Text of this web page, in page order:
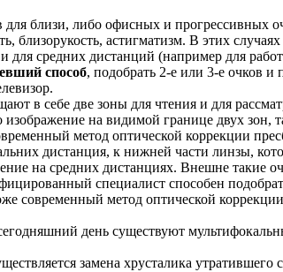
для близи, либо офисных и прогрессивных
близорукость, астигматизм. В этих
для средних дистанций (например для
способ, подобрать 2-е или 3-е очков и
в себе две зоны для чтения и для
изображение на видимой границе двух зон,
метод оптической коррекции
дистанция, к нижней части линзы,
на средних дистанциях. Внешне
специалист способен
современный метод оптической
день существуют
замена хрусталика утратившего